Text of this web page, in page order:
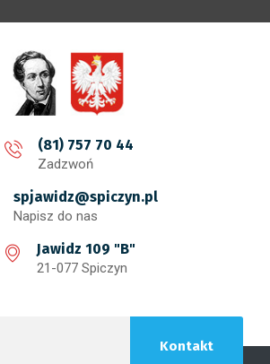
(81) 757 70 44
Zadzwoń
spjawidz@spiczyn.pl
Napisz do nas
Jawidz 109 "B"
21-077 Spiczyn
Kontakt